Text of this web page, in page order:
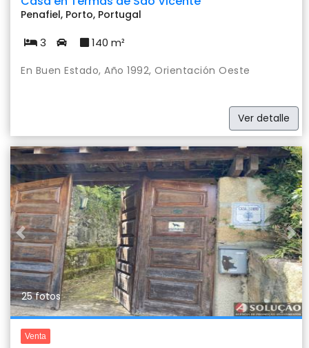
Penafiel, Porto, Portugal
3 140 m²
En Buen Estado, Año 1992, Orientación Oeste
Ver detalle
Previous
25 fotos
Venta